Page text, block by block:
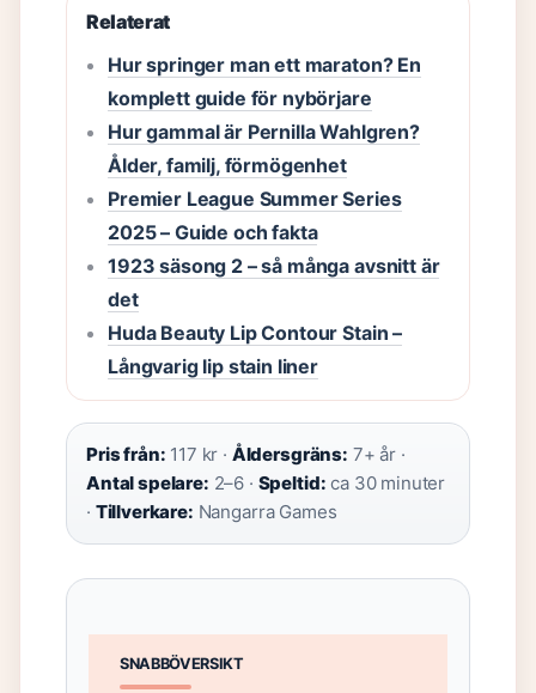
Relaterat
Hur springer man ett maraton? En
komplett guide för nybörjare
Hur gammal är Pernilla Wahlgren?
Ålder, familj, förmögenhet
Premier League Summer Series
2025 – Guide och fakta
1923 säsong 2 – så många avsnitt är
det
Huda Beauty Lip Contour Stain –
Långvarig lip stain liner
Pris från: 117 kr · Åldersgräns: 7+ år ·
Antal spelare: 2–6 · Speltid: ca 30 minuter
· Tillverkare: Nangarra Games
SNABBÖVERSIKT